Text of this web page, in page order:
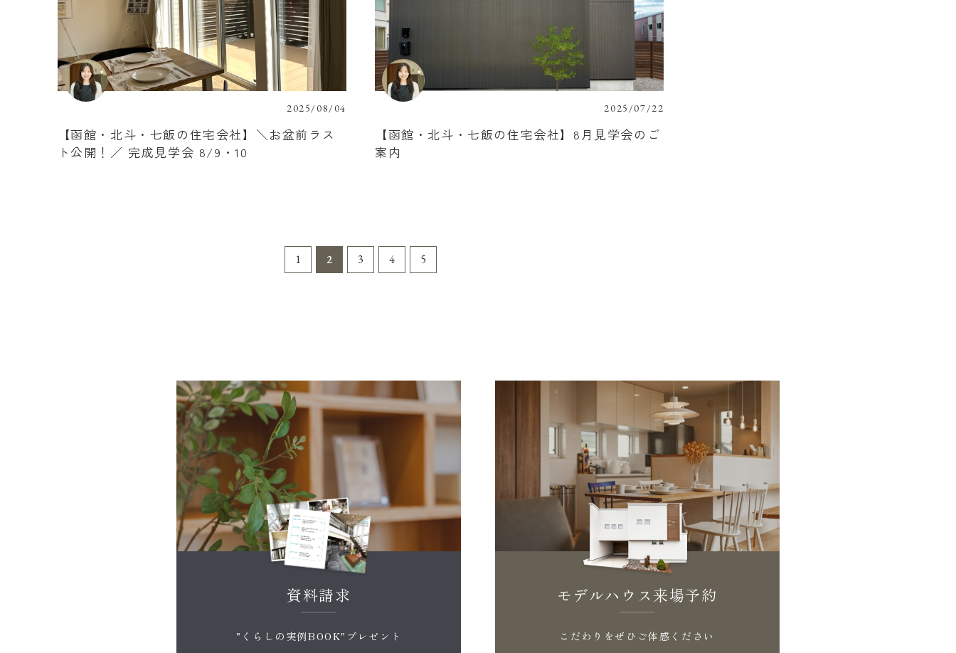
2025/08/04
【函館・北斗・七飯の住宅会社】＼お盆前ラス
ト公開！／ 完成見学会 8/9・10
2025/07/22
【函館・北斗・七飯の住宅会社】8月見学会のご
案内
1 2 3 4 5
資料請求
"くらしの実例BOOK"プレゼント
モデルハウス来場予約
こだわりをぜひご体感ください